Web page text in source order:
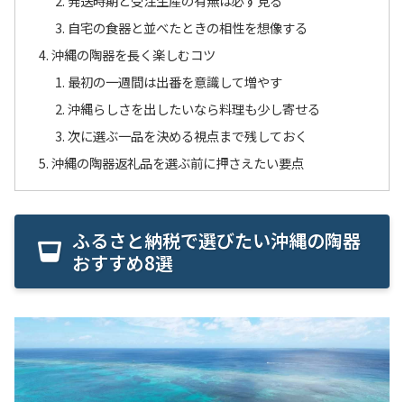
自宅の食器と並べたときの相性を想像する
沖縄の陶器を長く楽しむコツ
最初の一週間は出番を意識して増やす
沖縄らしさを出したいなら料理も少し寄せる
次に選ぶ一品を決める視点まで残しておく
沖縄の陶器返礼品を選ぶ前に押さえたい要点
ふるさと納税で選びたい沖縄の陶器
おすすめ8選